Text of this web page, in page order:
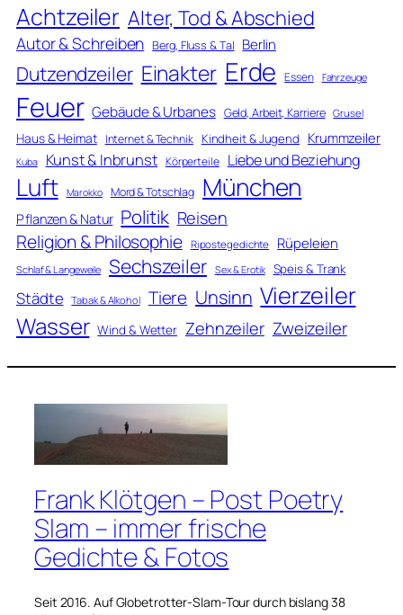
Achtzeiler Alter, Tod & Abschied
Autor & Schreiben Berg, Fluss & Tal Berlin
Dutzendzeiler Einakter Erde Essen Fahrzeuge
Feuer Gebäude & Urbanes Geld, Arbeit, Karriere Grusel
Haus & Heimat Internet & Technik Kindheit & Jugend Krummzeiler
Kuba Kunst & Inbrunst Körperteile Liebe und Beziehung
Luft Marokko Mord & Totschlag München
Pflanzen & Natur Politik Reisen
Religion & Philosophie Ripostegedichte Rüpeleien
Schlaf & Langeweile Sechszeiler Sex & Erotik Speis & Trank
Städte Tabak & Alkohol Tiere Unsinn Vierzeiler
Wasser Wind & Wetter Zehnzeiler Zweizeiler
Frank Klötgen – Post Poetry
Slam – immer frische
Gedichte & Fotos
Seit 2016. Auf Globetrotter-Slam-Tour durch bislang 38